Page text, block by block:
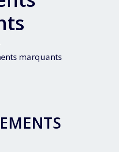
marquants